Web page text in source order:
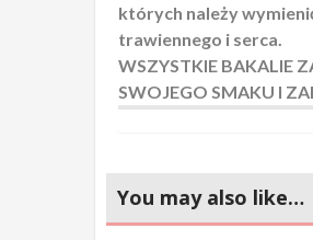
których należy
trawiennego i serca.
WSZYSTKIE BAKALIE
SWOJEGO SMAKU I
You may also like…